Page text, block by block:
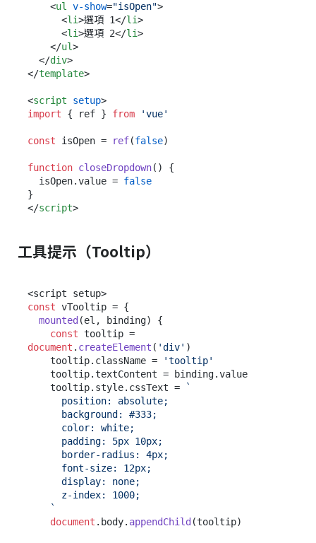
<ul v-show="isOpen">
<li>選項 1</li>
<li>選項 2</li>
</ul>
</div>
</template>
<script setup>
import { ref } from 'vue'
const isOpen = ref(false)
function closeDropdown( ) {
  isOpen.
value = false
</script>
工具提示（Tooltip）
const vTooltip = {
mounted (el, binding) {
const
document . createElement ( 'div' )
    tooltip.
className =
'tooltip'
    tooltip.
textContent = binding.value
    tooltip.
style. cssText =
`
    `
document . body. appendChild (tooltip)